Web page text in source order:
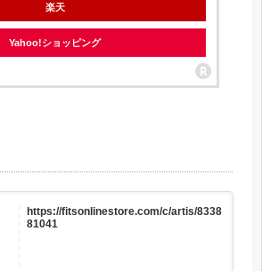
楽天
Yahoo!ショッピング
https://fitsonlinestore.com/c/artis/8338
81041